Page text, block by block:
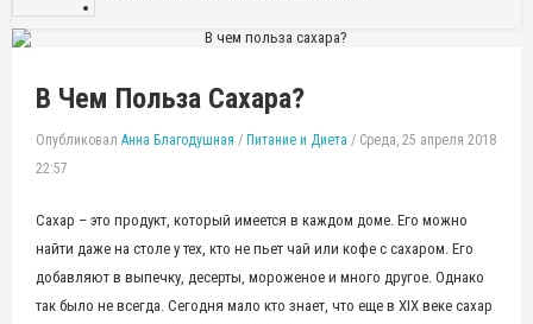
В Чем Польза Сахара?
Опубликовал Анна Благодушная / Питание и Диета / Среда, 25 апреля 2018
22:57
Сахар – это продукт, который имеется в каждом доме. Его можно
найти даже на столе у тех, кто не пьет чай или кофе с сахаром. Его
добавляют в выпечку, десерты, мороженое и много другое. Однако
так было не всегда. Сегодня мало кто знает, что еще в XIX веке сахар